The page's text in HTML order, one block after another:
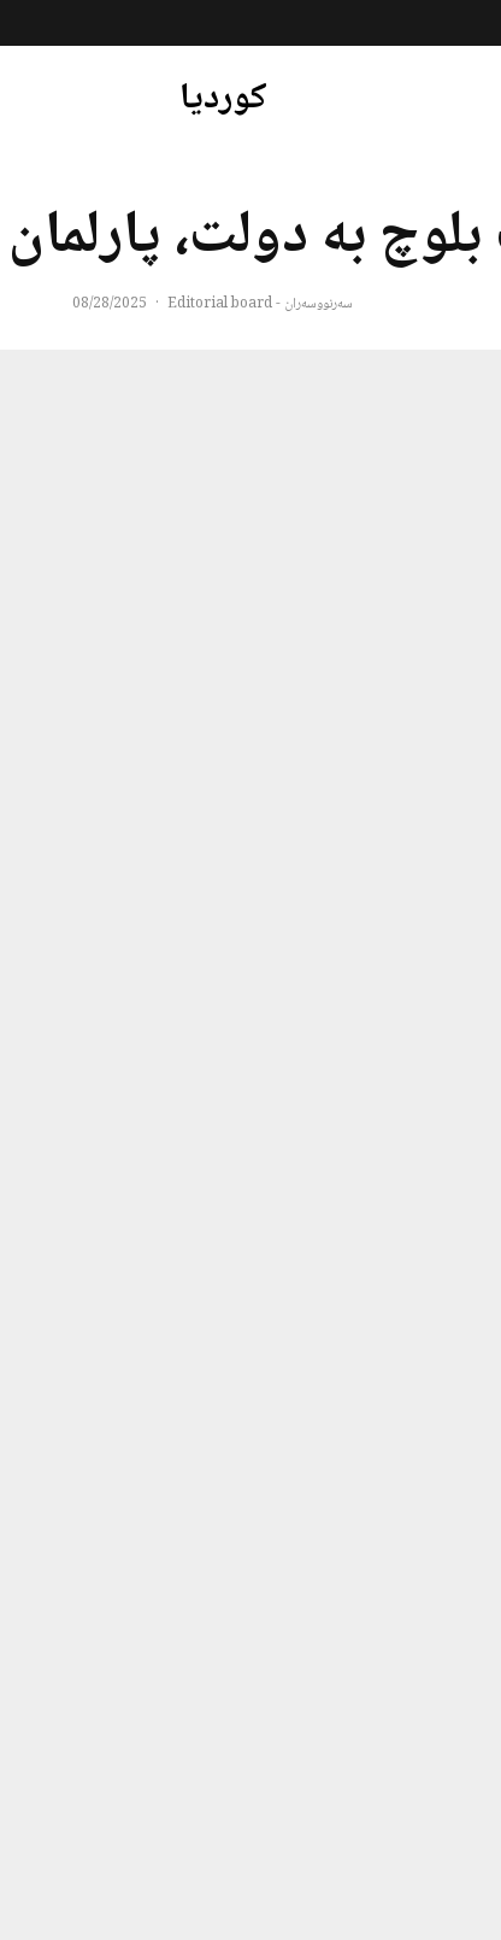
کوردیا
به دولت،
سەرنووسەران - Editorial board ·
08/28/2025